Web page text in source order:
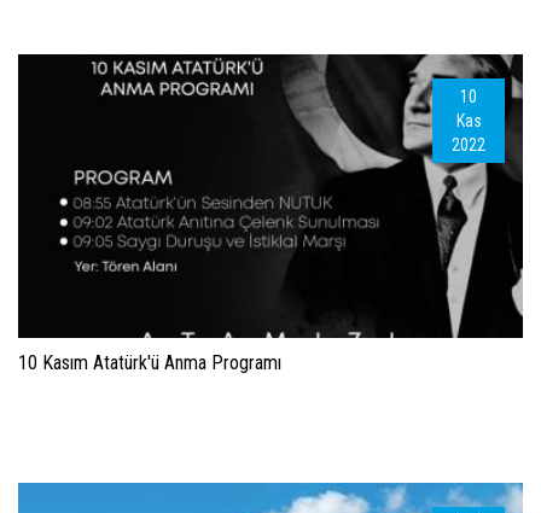
10
Kas
2022
10 Kasım Atatürk'ü Anma Programı